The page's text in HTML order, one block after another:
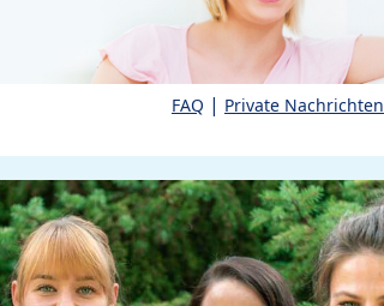
FAQ | Private Nachrichten